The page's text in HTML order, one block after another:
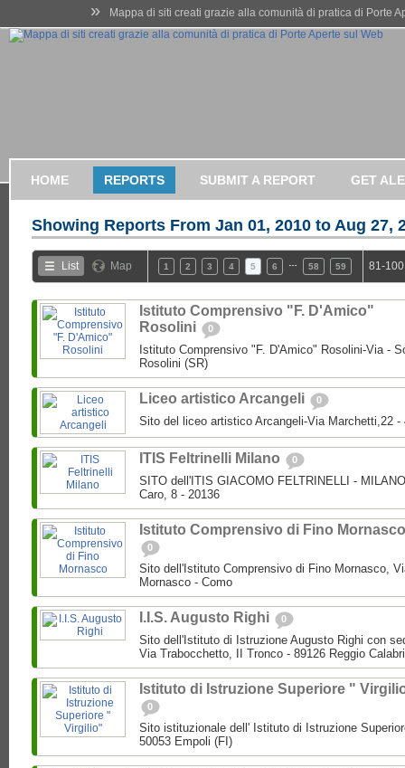
» Mappa di siti creati grazie alla comunità di pratica di Porte
HOME REPORTS SUBMIT A REPORT GET
Showing Reports From Jan 01, 2010 to Aug 27,
List Map 1 2 3 4 5 6 58 59 81-
Istituto Comprensivo "F. D'Amico"
Rosolini
0
Istituto Comprensivo "F. D'Amico" Rosolini-Via -
Rosolini (SR)
Liceo artistico Arcangeli 0
Sito del liceo artistico Arcangeli-Via Marchetti,22 -
ITIS Feltrinelli Milano 0
SITO dell'ITIS GIACOMO FELTRINELLI -
Caro, 8 - 20136
Istituto Comprensivo di Fino Mornasco
0
Sito dell'Istituto Comprensivo di Fino Mornasco,
Mornasco - Como
I.I.S. Augusto Righi 0
Sito dell'Istituto di Istruzione Augusto Righi con
Via Trabocchetto, II Tronco - 89126 Reggio
Istituto di Istruzione Superiore "
0
Sito istituzionale dell' Istituto di Istruzione
50053 Empoli (FI)